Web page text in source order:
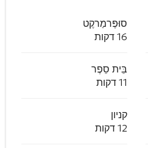
סוּפֶּרמַרקֶט
16 דקות
בֵּית סֵפֶר
11 דקות
קניון
12 דקות